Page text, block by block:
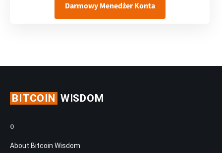
Darmowy Menedżer Konta
BITCOIN WISDOM
O
About Bitcoin Wisdom